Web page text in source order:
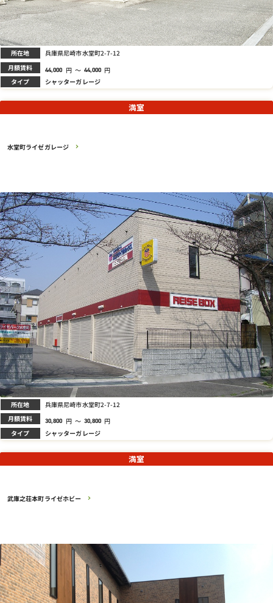
所在地 兵庫県尼崎市水堂町2-7-12
月額賃料 44,000 円 ～ 44,000 円
タイプ シャッターガレージ
水堂町ライゼガレージ
満室
所在地 兵庫県尼崎市水堂町2-7-12
月額賃料 30,800 円 ～ 30,800 円
タイプ シャッターガレージ
武庫之荘本町ライゼホビー
満室